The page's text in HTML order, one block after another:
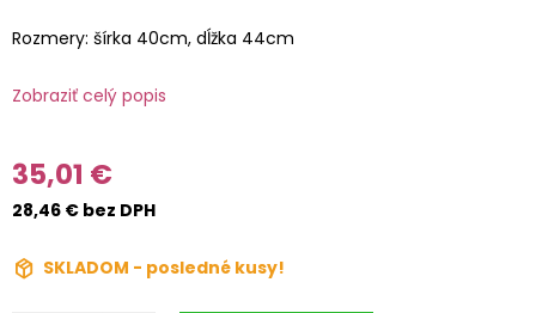
Rozmery: šírka 40cm, dĺžka 44cm
Zobraziť celý popis
35,01 €
28,46 € bez DPH
SKLADOM - posledné kusy!